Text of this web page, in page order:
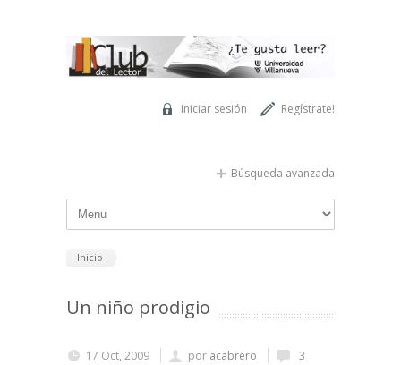
Regístrate!
Iniciar sesión
Búsqueda avanzada
Inicio
Un niño prodigio
17 Oct, 2009 por acabrero
3